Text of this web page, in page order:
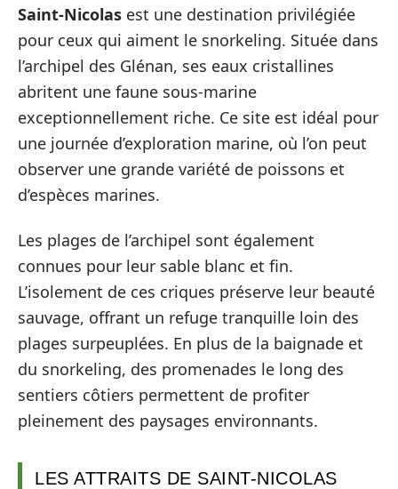
Saint-Nicolas est une destination privilégiée
pour ceux qui aiment le snorkeling. Située dans
l’archipel des Glénan, ses eaux cristallines
abritent une faune sous-marine
exceptionnellement riche. Ce site est idéal pour
une journée d’exploration marine, où l’on peut
observer une grande variété de poissons et
d’espèces marines.
Les plages de l’archipel sont également
connues pour leur sable blanc et fin.
L’isolement de ces criques préserve leur beauté
sauvage, offrant un refuge tranquille loin des
plages surpeuplées. En plus de la baignade et
du snorkeling, des promenades le long des
sentiers côtiers permettent de profiter
pleinement des paysages environnants.
LES ATTRAITS DE SAINT-NICOLAS